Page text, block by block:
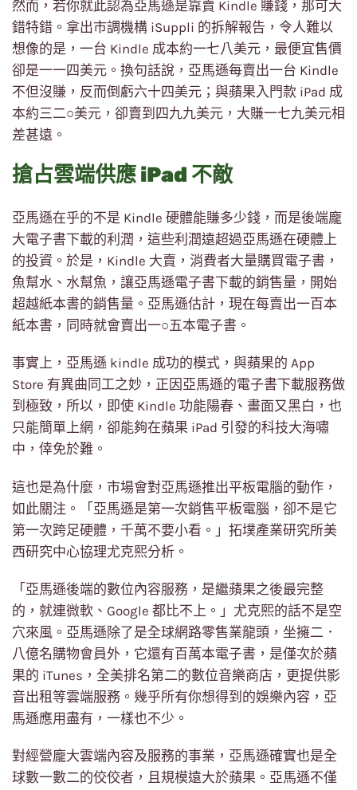
然而，若你就此認為亞馬遜是靠賣 Kindle 賺錢，那可大
錯特錯。拿出市調機構 iSuppli 的拆解報告，令人難以
想像的是，一台 Kindle 成本約一七八美元，最便宜售價
卻是一一四美元。換句話說，亞馬遜每賣出一台 Kindle
不但沒賺，反而倒虧六十四美元；與蘋果入門款 iPad 成
本約三二○美元，卻賣到四九九美元，大賺一七九美元相
差甚遠。
搶占雲端供應 iPad 不敵
亞馬遜在乎的不是 Kindle 硬體能賺多少錢，而是後端龐
大電子書下載的利潤，這些利潤遠超過亞馬遜在硬體上
的投資。於是，Kindle 大賣，消費者大量購買電子書，
魚幫水、水幫魚，讓亞馬遜電子書下載的銷售量，開始
超越紙本書的銷售量。亞馬遜估計，現在每賣出一百本
紙本書，同時就會賣出一○五本電子書。
事實上，亞馬遜 kindle 成功的模式，與蘋果的 App
Store 有異曲同工之妙，正因亞馬遜的電子書下載服務做
到極致，所以，即使 Kindle 功能陽春、畫面又黑白，也
只能簡單上網，卻能夠在蘋果 iPad 引發的科技大海嘯
中，倖免於難。
這也是為什麼，市場會對亞馬遜推出平板電腦的動作，
如此關注。「亞馬遜是第一次銷售平板電腦，卻不是它
第一次跨足硬體，千萬不要小看。」拓墣產業研究所美
西研究中心協理尤克熙分析。
「亞馬遜後端的數位內容服務，是繼蘋果之後最完整
的，就連微軟、Google 都比不上。」尤克熙的話不是空
穴來風。亞馬遜除了是全球網路零售業龍頭，坐擁二．
八億名購物會員外，它還有百萬本電子書，是僅次於蘋
果的 iTunes，全美排名第二的數位音樂商店，更提供影
音出租等雲端服務。幾乎所有你想得到的娛樂內容，亞
馬遜應用盡有，一樣也不少。
對經營龐大雲端內容及服務的事業，亞馬遜確實也是全
球數一數二的佼佼者，且規模遠大於蘋果。亞馬遜不僅